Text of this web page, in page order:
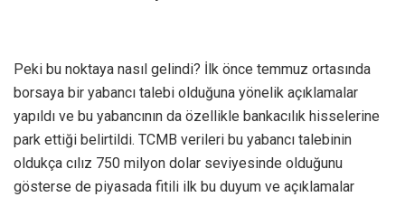
Peki bu noktaya nasıl gelindi? İlk önce temmuz ortasında
borsaya bir yabancı talebi olduğuna yönelik açıklamalar
yapıldı ve bu yabancının da özellikle bankacılık hisselerine
park ettiği belirtildi. TCMB verileri bu yabancı talebinin
oldukça cılız 750 milyon dolar seviyesinde olduğunu
gösterse de piyasada fitili ilk bu duyum ve açıklamalar